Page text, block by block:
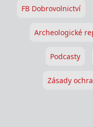
FB Dobrovolnictví
Archeologické
Podcasty
Zásady